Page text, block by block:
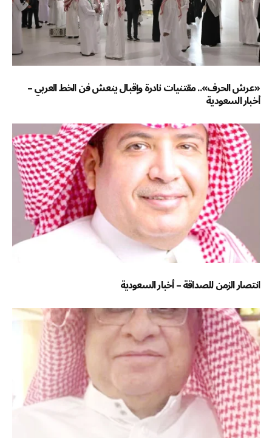
«عرش الحرف».. مقتنيات نادرة وإقبال ينعش فن الخط العربي –
أخبار السعودية
انتصار الزمن للصداقة – أخبار السعودية